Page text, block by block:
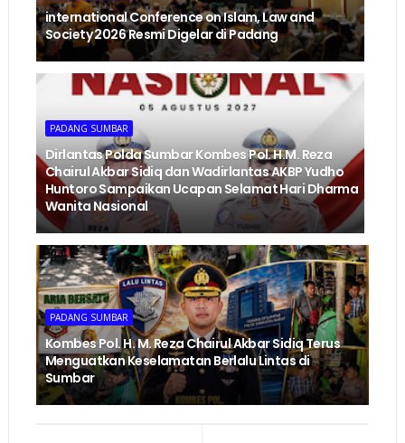
international Conference on Islam, Law and
Society 2026 Resmi Digelar di Padang
PADANG SUMBAR
Dirlantas Polda Sumbar Kombes Pol. H.M. Reza
Chairul Akbar Sidiq dan Wadirlantas AKBP Yudho
Huntoro Sampaikan Ucapan Selamat Hari Dharma
Wanita Nasional
PADANG SUMBAR
Kombes Pol. H. M. Reza Chairul Akbar Sidiq Terus
Menguatkan Keselamatan Berlalu Lintas di
Sumbar